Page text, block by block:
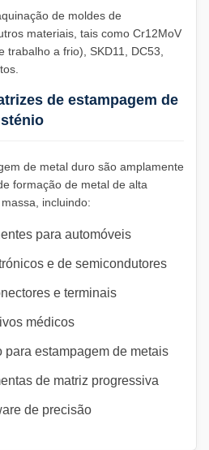
de moldes de
materiais, tais como Cr12MoV
trabalho a frio), SKD11, DC53,
de estampagem de
de metal duro são amplamente
formação de metal de alta
incluindo:
para automóveis
e de semicondutores
e terminais
médicos
para estampagem de metais
de matriz progressiva
de precisão